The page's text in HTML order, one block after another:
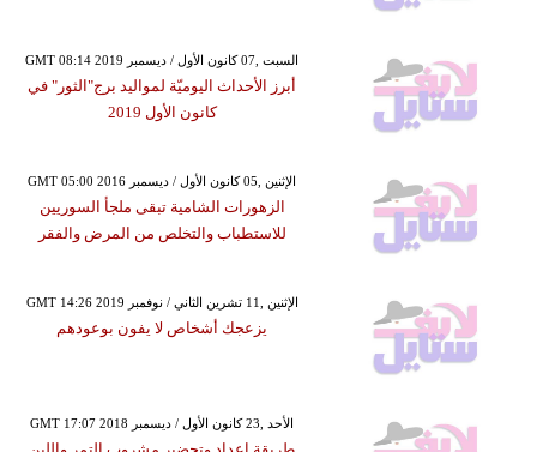
GMT 08:14 2019 السبت ,07 كانون الأول / ديسمبر
أبرز الأحداث اليوميّة لمواليد برج"الثور" في
كانون الأول 2019
GMT 05:00 2016 الإثنين ,05 كانون الأول / ديسمبر
الزهورات الشامية تبقى ملجأ السوريين
للاستطباب والتخلص من المرض والفقر
GMT 14:26 2019 الإثنين ,11 تشرين الثاني / نوفمبر
يزعجك أشخاص لا يفون بوعودهم
GMT 17:07 2018 الأحد ,23 كانون الأول / ديسمبر